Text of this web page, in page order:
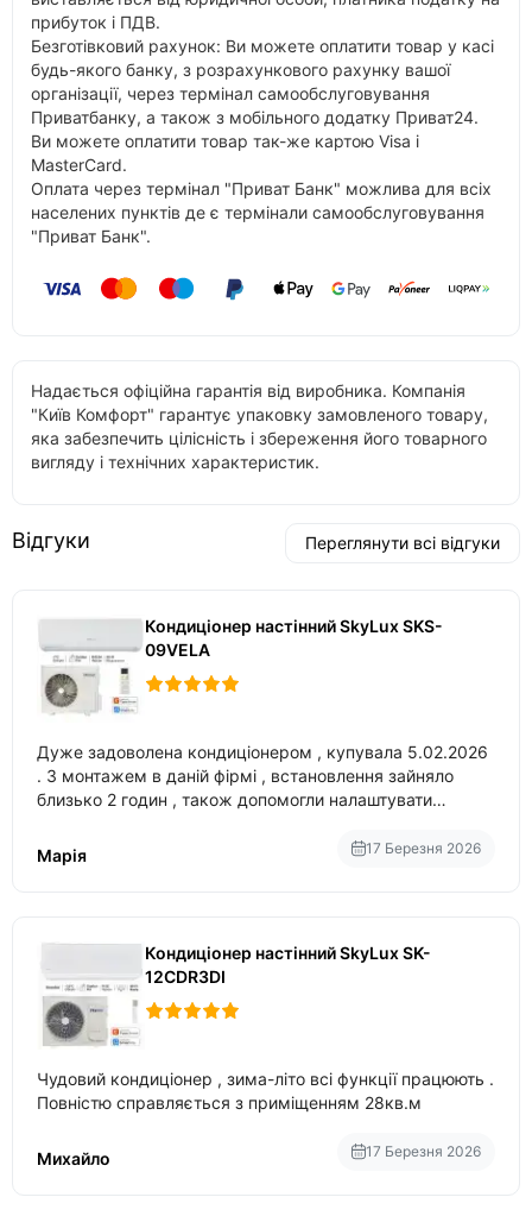
прибуток і ПДВ.
Безготівковий рахунок: Ви можете оплатити товар у касі
будь-якого банку, з розрахункового рахунку вашої
організації, через термінал самообслуговування
Приватбанку, а також з мобільного додатку Приват24.
Ви можете оплатити товар так-же картою Visa і
MasterCard.
Оплата через термінал "Приват Банк" можлива для всіх
населених пунктів де є термінали самообслуговування
"Приват Банк".
Надається офіційна гарантія від виробника. Компанія
"Київ Комфорт" гарантує упаковку замовленого товару,
яка забезпечить цілісність і збереження його товарного
вигляду і технічних характеристик.
Відгуки Переглянути всі відгуки
Кондиціонер настінний SkyLux SKS-
09VELA
Дуже задоволена кондиціонером , купувала 5.02.2026
. З монтажем в даній фірмі , встановлення зайняло
близько 2 годин , також допомогли налаштувати
Марія
17 Березня 2026
Кондиціонер настінний SkyLux SK-
12CDR3DI
Чудовий кондиціонер , зима-літо всі функції працюють .
Повністю справляється з приміщенням 28кв.м
Михайло 17 Березня 2026